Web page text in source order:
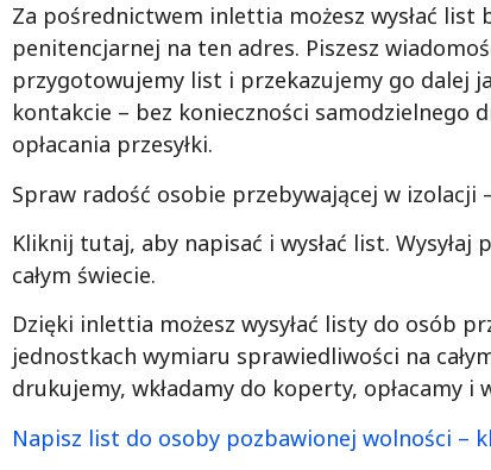
Za pośrednictwem inlettia możesz wysłać
penitencjarnej na ten adres. Piszesz
przygotowujemy list i przekazujemy go dalej
kontakcie – bez konieczności samodzielnego
opłacania przesyłki.
Spraw radość osobie przebywającej w izolacji
Kliknij tutaj, aby napisać i wysłać list.
całym świecie.
Dzięki inlettia możesz wysyłać listy do osób
jednostkach wymiaru sprawiedliwości na
drukujemy, wkładamy do koperty, opłacamy i
Napisz list do osoby pozbawionej wolności –